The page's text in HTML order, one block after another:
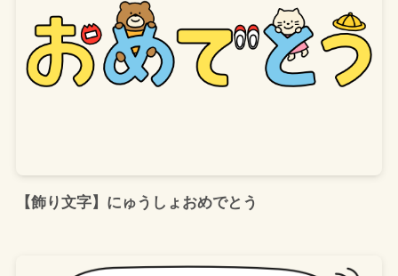
【飾り文字】にゅうしょおめでとう